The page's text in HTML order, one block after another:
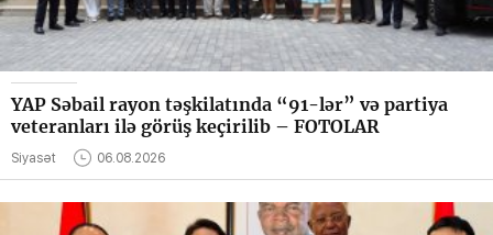
YAP Səbail rayon təşkilatında “91-lər” və partiya
veteranları ilə görüş keçirilib – FOTOLAR
Siyasət 06.08.2026